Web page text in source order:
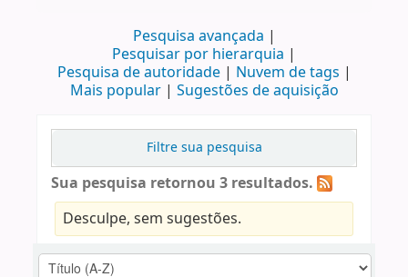
Pesquisa avançada
Pesquisar por hierarquia
Pesquisa de autoridade
Nuvem de tags
Mais popular
Sugestões de aquisição
Filtre sua pesquisa
Sua pesquisa retornou 3 resultados.
Desculpe, sem sugestões.